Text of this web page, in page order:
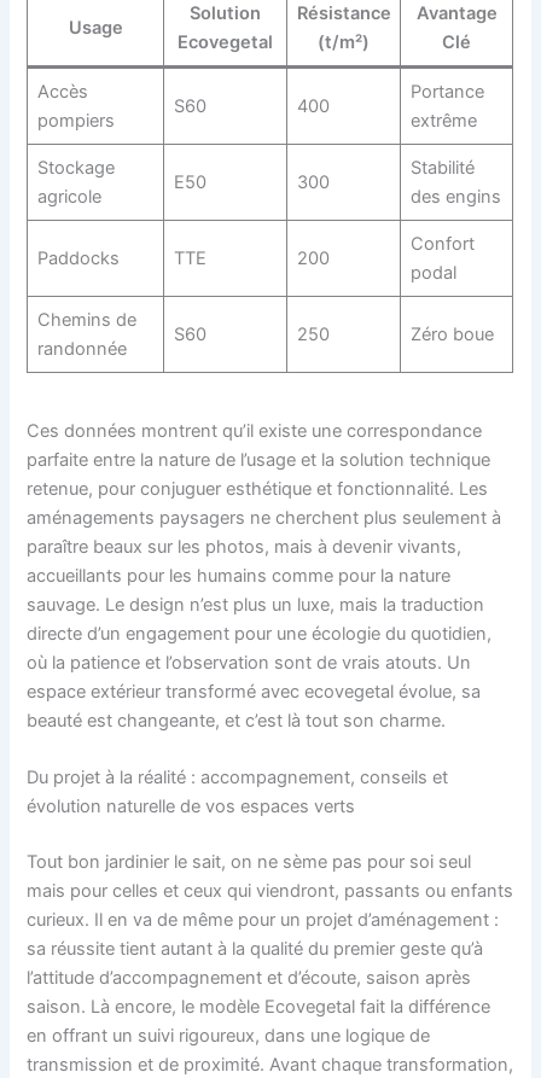
Usage
Solution
Ecovegetal
Résistance
(t/m²)
Avantage
Clé
Accès
pompiers
S60 400
Portance
extrême
Stockage
agricole
E50 300
Stabilité
des engins
Paddocks TTE 200
Confort
podal
Chemins de
randonnée
S60 250 Zéro boue
Ces données montrent qu’il existe une correspondance
parfaite entre la nature de l’usage et la solution technique
retenue, pour conjuguer esthétique et fonctionnalité. Les
aménagements paysagers ne cherchent plus seulement à
paraître beaux sur les photos, mais à devenir vivants,
accueillants pour les humains comme pour la nature
sauvage. Le design n’est plus un luxe, mais la traduction
directe d’un engagement pour une écologie du quotidien,
où la patience et l’observation sont de vrais atouts. Un
espace extérieur transformé avec ecovegetal évolue, sa
beauté est changeante, et c’est là tout son charme.
Du projet à la réalité : accompagnement, conseils et
évolution naturelle de vos espaces verts
Tout bon jardinier le sait, on ne sème pas pour soi seul
mais pour celles et ceux qui viendront, passants ou enfants
curieux. Il en va de même pour un projet d’aménagement :
sa réussite tient autant à la qualité du premier geste qu’à
l’attitude d’accompagnement et d’écoute, saison après
saison. Là encore, le modèle Ecovegetal fait la différence
en offrant un suivi rigoureux, dans une logique de
transmission et de proximité. Avant chaque transformation,